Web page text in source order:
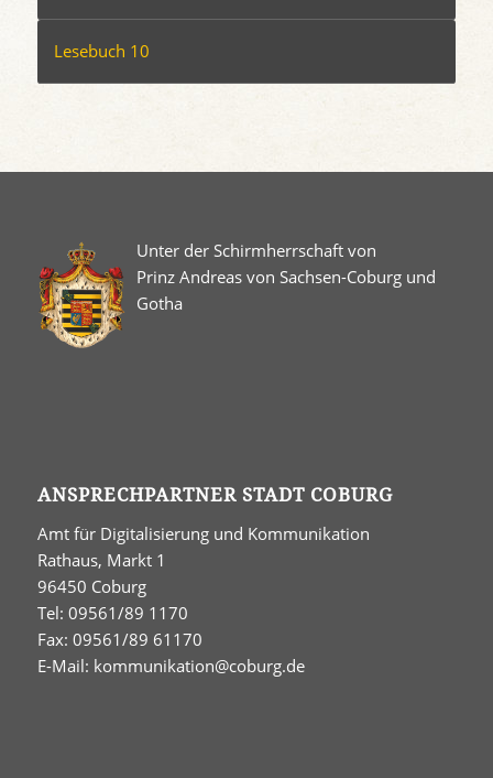
Lesebuch 10
Unter der Schirmherrschaft von
Prinz Andreas von Sachsen-Coburg und
Gotha
ANSPRECHPARTNER STADT COBURG
Amt für Digitalisierung und Kommunikation
Rathaus, Markt 1
96450 Coburg
Tel: 09561/89 1170
Fax: 09561/89 61170
E-Mail: kommunikation@coburg.de